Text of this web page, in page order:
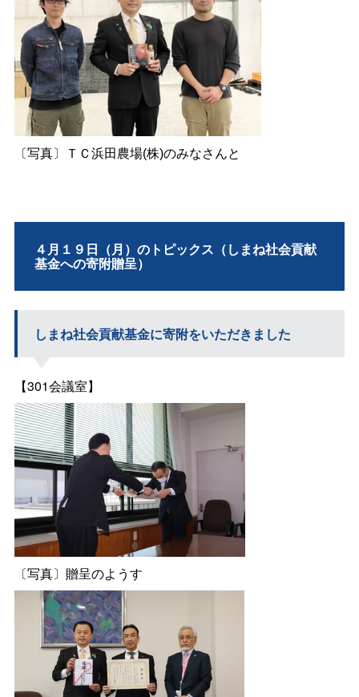
〔写真〕ＴＣ浜田農場(株)のみなさんと
４月１９日（月）のトピックス（しまね社会貢献
基金への寄附贈呈）
しまね社会貢献基金に寄附をいただきました
【301会議室】
〔写真〕贈呈のようす